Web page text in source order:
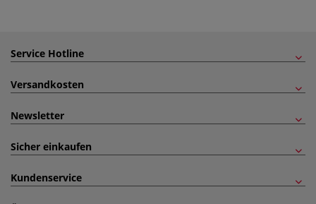
Service Hotline
Versandkosten
Newsletter
Sicher einkaufen
Kundenservice